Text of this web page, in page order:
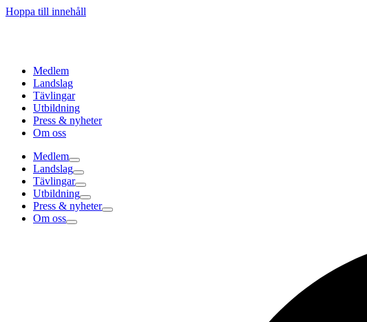
Hoppa till innehåll
Medlem
Landslag
Tävlingar
Utbildning
Press & nyheter
Om oss
Medlem
Landslag
Tävlingar
Utbildning
Press & nyheter
Om oss